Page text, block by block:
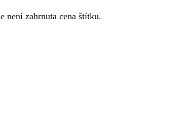
zahrnuta cena štítku.